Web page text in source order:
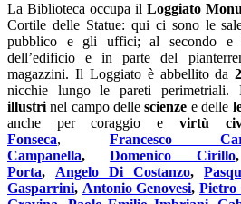
La Biblioteca occupa il Loggiato
Cortile delle Statue: qui ci sono le
pubblico e gli uffici; al secondo e
dell’edificio e in parte del
magazzini. Il Loggiato è abbellito da
nicchie lungo le pareti perimetriali.
illustrinel campo dellescienze e delle
anche per coraggio e virtù
Fonseca, Francesco
Campanella,Domenico Cirillo
Porta, Angelo Di Costanzo,
Gasparrini, Antonio Genovesi,Pietro